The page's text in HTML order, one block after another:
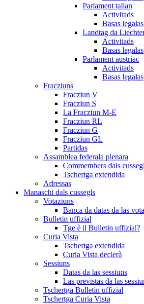
Parlament talian
Activitads
Basas legalas
Landtag da
Activitads
Basas legalas
Parlament austriac
Activitads
Basas legalas
Fracziuns
Fracziun V
Fracziun S
La Fracziun M-E
Fracziun RL
Fracziun G
Fracziun GL
Partidas
Assamblea federala plenara
Commembers dals
Tschertga extendida
Adressas
Manaschi dals cussegls
Votaziuns
Banca da datas da las
Bulletin uffizial
Tge è il Bulletin uffizial?
Curia Vista
Tschertga extendida
Curia Vista declerà
Sessiuns
Datas da las sessiuns
Las previstas da las
Tschertga Bulletin uffizial
Tschertga Curia Vista